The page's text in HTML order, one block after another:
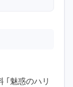
｢魅惑のハリ